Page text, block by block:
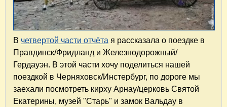
В четвертой части отчёта я рассказала о поездке в
Правдинск/Фридланд и Железнодорожный/
Гердауэн. В этой части хочу поделиться нашей
поездкой в Черняховск/Инстербург, по дороге мы
заехали посмотреть кирху Арнау/церковь Святой
Екатерины, музей "Старь" и замок Вальдау в